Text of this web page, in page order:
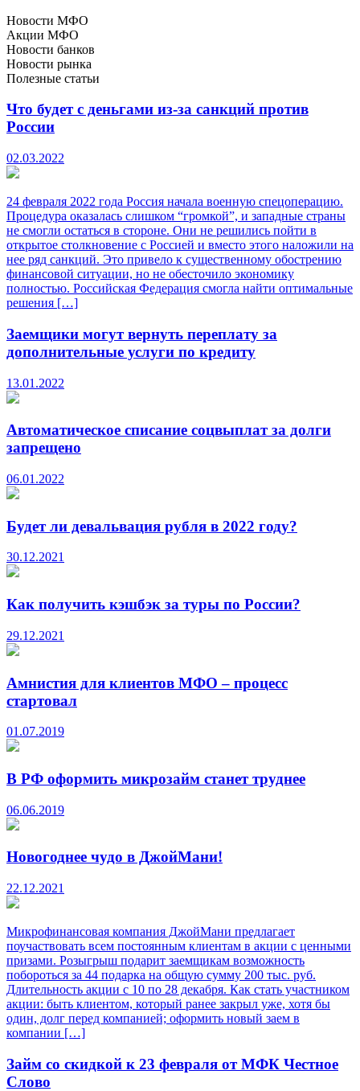
Новости МФО
Акции МФО
Новости банков
Новости рынка
Полезные статьи
Что будет с деньгами из-за санкций против
России
02.03.2022
24 февраля 2022 года Россия начала военную спецоперацию.
Процедура оказалась слишком “громкой”, и западные страны
не смогли остаться в стороне. Они не решились пойти в
открытое столкновение с Россией и вместо этого наложили на
нее ряд санкций. Это привело к существенному обострению
финансовой ситуации, но не обесточило экономику
полностью. Российская Федерация смогла найти оптимальные
решения […]
Заемщики могут вернуть переплату за
дополнительные услуги по кредиту
13.01.2022
Автоматическое списание соцвыплат за долги
запрещено
06.01.2022
Будет ли девальвация рубля в 2022 году?
30.12.2021
Как получить кэшбэк за туры по России?
29.12.2021
Амнистия для клиентов МФО – процесс
стартовал
01.07.2019
В РФ оформить микрозайм станет труднее
06.06.2019
Новогоднее чудо в ДжойМани!
22.12.2021
Микрофинансовая компания ДжойМани предлагает
поучаствовать всем постоянным клиентам в акции с ценными
призами. Розыгрыш подарит заемщикам возможность
побороться за 44 подарка на общую сумму 200 тыс. руб.
Длительность акции с 10 по 28 декабря. Как стать участником
акции: быть клиентом, который ранее закрыл уже, хотя бы
один, долг перед компанией; оформить новый заем в
компании […]
Займ со скидкой к 23 февраля от МФК Честное
Слово